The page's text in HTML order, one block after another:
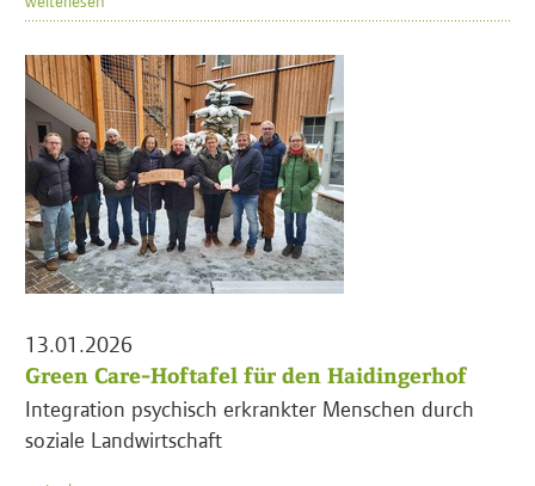
13.01.2026
Green Care-Hoftafel für den Haidingerhof
Integration psychisch erkrankter Menschen durch
soziale Landwirtschaft